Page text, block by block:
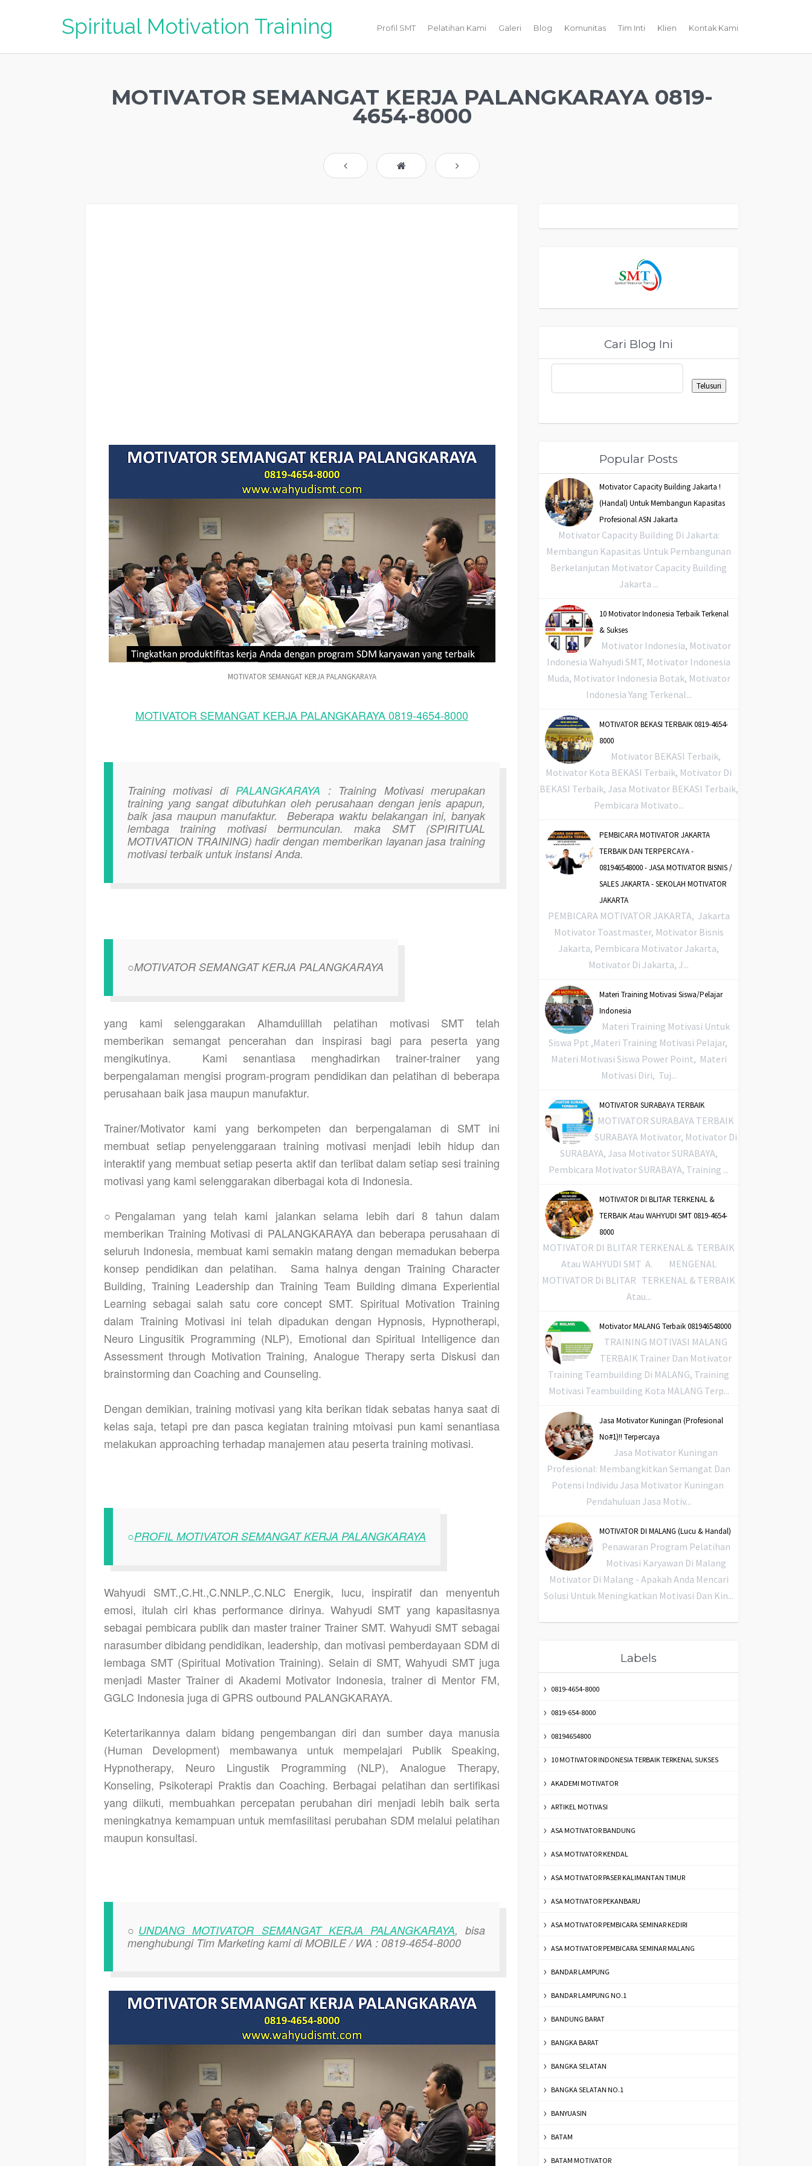
Spiritual Motivation Training Profil SMT Pelatihan Kami Galeri Blog Komunitas Tim Inti Klien Kontak Kami
MOTIVATOR SEMANGAT KERJA PALANGKARAYA 0819-
4654-8000
MOTIVATOR SEMANGAT KERJA PALANGKARAYA
MOTIVATOR SEMANGAT KERJA PALANGKARAYA 0819-4654-8000
Training motivasi di PALANGKARAYA : Training Motivasi merupakan
training yang sangat dibutuhkan oleh perusahaan dengan jenis apapun,
baik jasa maupun manufaktur.
Beberapa waktu belakangan ini, banyak
lembaga training motivasi bermunculan. maka SMT (SPIRITUAL
MOTIVATION TRAINING) hadir dengan memberikan layanan jasa training
motivasi terbaik untuk instansi Anda.
○MOTIVATOR SEMANGAT KERJA PALANGKARAYA
yang kami selenggarakan Alhamdulillah pelatihan motivasi SMT telah
memberikan semangat pencerahan dan inspirasi bagi para peserta yang
mengikutinya.
Kami senantiasa menghadirkan trainer-trainer yang
berpengalaman mengisi program-program pendidikan dan pelatihan di beberapa
perusahaan baik jasa maupun manufaktur.
Trainer/Motivator kami yang berkompeten dan berpengalaman di SMT ini
membuat setiap penyelenggaraan training motivasi menjadi lebih hidup dan
interaktif yang membuat setiap peserta aktif dan terlibat dalam setiap sesi training
motivasi yang kami selenggarakan diberbagai kota di Indonesia.
○Pengalaman yang telah kami jalankan selama lebih dari 8 tahun dalam
memberikanTraining Motivasi di PALANGKARAYAdan beberapa perusahaan di
seluruh Indonesia, membuat kami semakin matang dengan memadukan beberpa
konsep pendidikan dan pelatihan.
Sama halnya dengan Training Character
Building, Training Leadership dan Training Team Building dimana Experiential
Learning sebagai salah satu core concept SMT. Spiritual Motivation Training
dalam Training Motivasi ini telah dipadukan dengan Hypnosis, Hypnotherapi,
Neuro Lingusitik Programming (NLP), Emotional dan Spiritual Intelligence dan
Assessment through Motivation Training, Analogue Therapy serta Diskusi dan
brainstorming dan Coaching and Counseling.
Dengan demikian, training motivasi yang kita berikan tidak sebatas hanya saat di
kelas saja, tetapi pre dan pasca kegiatan training mtoivasi pun kami senantiasa
melakukan approaching terhadap manajemen atau peserta training motivasi.
○PROFIL MOTIVATOR SEMANGAT KERJA PALANGKARAYA
Wahyudi SMT.,C.Ht.,C.NNLP.,C.NLC Energik, lucu, inspiratif dan menyentuh
emosi, itulah ciri khas performance dirinya. Wahyudi SMT yang kapasitasnya
sebagai pembicara publik dan master trainer Trainer SMT. Wahyudi SMT sebagai
narasumber dibidang pendidikan, leadership, dan motivasi pemberdayaan SDM di
lembaga SMT (Spiritual Motivation Training). Selain di SMT, Wahyudi SMT juga
menjadi Master Trainer di Akademi Motivator Indonesia, trainer di Mentor FM,
GGLC Indonesia juga di GPRS outbound PALANGKARAYA.
Ketertarikannya dalam bidang pengembangan diri dan sumber daya manusia
(Human Development) membawanya untuk mempelajari Publik Speaking,
Hypnotherapy, Neuro Lingustik Programming (NLP), Analogue Therapy,
Konseling, Psikoterapi Praktis dan Coaching. Berbagai pelatihan dan sertifikasi
yang diikuti, membuahkan percepatan perubahan diri menjadi lebih baik serta
meningkatnya kemampuan untuk memfasilitasi perubahan SDM melalui pelatihan
maupun konsultasi.
○ UNDANG MOTIVATOR SEMANGAT KERJA PALANGKARAYA, bisa
menghubungi Tim Marketing kami di MOBILE / WA : 0819-4654-8000
Cari Blog Ini
Popular Posts
Motivator Capacity Building Jakarta !
(Handal) Untuk Membangun Kapasitas
Profesional ASN Jakarta
Motivator Capacity Building Di Jakarta:
Membangun Kapasitas Untuk Pembangunan
Berkelanjutan Motivator Capacity Building
Jakarta ...
10 Motivator Indonesia Terbaik Terkenal
& Sukses
Motivator Indonesia, Motivator
Indonesia Wahyudi SMT, Motivator Indonesia
Muda, Motivator Indonesia Botak, Motivator
Indonesia Yang Terkenal...
MOTIVATOR BEKASI TERBAIK 0819-4654-
8000
Motivator BEKASI Terbaik,
Motivator Kota BEKASI Terbaik, Motivator Di
BEKASI Terbaik, Jasa Motivator BEKASI Terbaik,
Pembicara Motivato...
PEMBICARA MOTIVATOR JAKARTA
TERBAIK DAN TERPERCAYA -
081946548000 - JASA MOTIVATOR BISNIS /
SALES JAKARTA - SEKOLAH MOTIVATOR
JAKARTA
PEMBICARA MOTIVATOR JAKARTA, Jakarta
Motivator Toastmaster, Motivator Bisnis
Jakarta, Pembicara Motivator Jakarta,
Motivator Di Jakarta, J...
Materi Training Motivasi Siswa/Pelajar
Indonesia
Materi Training Motivasi Untuk
Siswa Ppt ,Materi Training Motivasi Pelajar,
Materi Motivasi Siswa Power Point, Materi
Motivasi Diri, Tuj...
MOTIVATOR SURABAYA TERBAIK
MOTIVATOR SURABAYA TERBAIK
SURABAYA Motivator, Motivator Di
SURABAYA, Jasa Motivator SURABAYA,
Pembicara Motivator SURABAYA, Training ...
MOTIVATOR DI BLITAR TERKENAL &
TERBAIK Atau WAHYUDI SMT 0819-4654-
8000
MOTIVATOR DI BLITAR TERKENAL & TERBAIK
Atau WAHYUDI SMT A. MENGENAL
MOTIVATOR Di BLITAR TERKENAL & TERBAIK
Atau...
Motivator MALANG Terbaik 081946548000
TRAINING MOTIVASI MALANG
TERBAIK Trainer Dan Motivator
Training Teambuilding Di MALANG, Training
Motivasi Teambuilding Kota MALANG Terp...
Jasa Motivator Kuningan (Profesional
No#1)!! Terpercaya
Jasa Motivator Kuningan
Profesional: Membangkitkan Semangat Dan
Potensi Individu Jasa Motivator Kuningan
Pendahuluan Jasa Motiv...
MOTIVATOR DI MALANG (Lucu & Handal)
Penawaran Program Pelatihan
Motivasi Karyawan Di Malang
Motivator Di Malang - Apakah Anda Mencari
Solusi Untuk Meningkatkan Motivasi Dan Kin...
Labels
0819-4654-8000
0819-654-8000
08194654800
10 MOTIVATOR INDONESIA TERBAIK TERKENAL SUKSES
AKADEMI MOTIVATOR
ARTIKEL MOTIVASI
ASA MOTIVATOR BANDUNG
ASA MOTIVATOR KENDAL
ASA MOTIVATOR PASER KALIMANTAN TIMUR
ASA MOTIVATOR PEKANBARU
ASA MOTIVATOR PEMBICARA SEMINAR KEDIRI
ASA MOTIVATOR PEMBICARA SEMINAR MALANG
BANDAR LAMPUNG
BANDAR LAMPUNG NO.1
BANDUNG BARAT
BANGKA BARAT
BANGKA SELATAN
BANGKA SELATAN NO.1
BANYUASIN
BATAM
BATAM MOTIVATOR